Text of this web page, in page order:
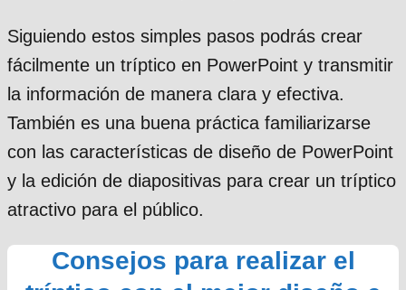
Siguiendo estos simples pasos podrás crear
fácilmente un tríptico en PowerPoint y transmitir
la información de manera clara y efectiva.
También es una buena práctica familiarizarse
con las características de diseño de PowerPoint
y la edición de diapositivas para crear un tríptico
atractivo para el público.
Consejos para realizar el